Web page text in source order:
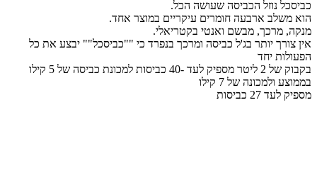
כביסכל נוזל הכביסה שעושה הכל.
הוא משלב ארבעה חומרים עיקריים במוצר אחד.
מנקה, מרכך, מבשם ואנטי בקטריאלי.
אין צורך יותר בג'ל כביסה ומרכך בנפרד כי ""כביסכל"" יבצע את כל
הפעולות יחד
בקבוק של 2 ליטר מספיק לעד -40 כביסות למכונת כביסה של 5 קילו
בממוצע ולמכונה של 7 קילו
מספיק לעד 27 כביסות